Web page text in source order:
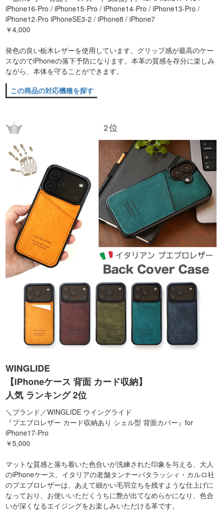
iPhone16-Pro / iPhone15-Pro / iPhone14-Pro / iPhone13-Pro /
iPhone12-Pro iPhoneSE3-2 / iPhone8 / iPhone7
￥4,000
発色の良い栃木レザーを使用しています。グリップ感が最高のケー
スなのでiPhoneの落下予防になります。本革の質感を存分に楽しみ
ながら、本体を守ることができます。
この商品の対応機種を探す
2位
WINGLIDE
【iPhoneケース 背面 カード収納】
人気 ランキング 2位
＼ブランド／WINGLIDE ウイングライド
『プエブロレザー カード収納あり シェル型 背面カバー』for
iPhone17-Pro
￥5,000
マットな質感と落ち着いた色合いが洗練された印象を与える、大人
のiPhoneケース。イタリアの老舗タンナーバタラッシィ・カルロ社
のプエブロレザーは、あえて細かい毛羽立ちを残すような仕上げに
なっており、お使いいただくうちに艶が出てなめらかになり、色合
いが深くなるエイジングをお楽しみいただける革です。